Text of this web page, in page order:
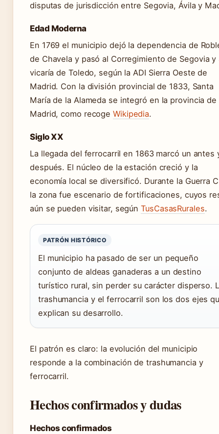
disputas de jurisdicción entre Segovia, Ávila y
Edad Moderna
En 1769 el municipio dejó la dependencia de
de Chavela y pasó al Corregimiento de Segovia y
vicaría de Toledo, según la ADI Sierra Oeste de
Madrid. Con la división provincial de 1833, Santa
María de la Alameda se integró en la provincia de
Madrid, como recoge Wikipedia.
Siglo XX
La llegada del ferrocarril en 1863 marcó un antes
después. El núcleo de la estación creció y la
economía local se diversificó. Durante la Guerra
la zona fue escenario de fortificaciones, cuyos
aún se pueden visitar, segúnTusCasasRurales.
PATRÓN HISTÓRICO
El municipio ha pasado de ser un pequeño
conjunto de aldeas ganaderas a un destino
turístico rural, sin perder su carácter disperso.
trashumancia y el ferrocarril son los dos ejes
explican su desarrollo.
El patrón es claro: la evolución del municipio
responde a la combinación de trashumancia y
ferrocarril.
Hechos confirmados y dudas
Hechos confirmados